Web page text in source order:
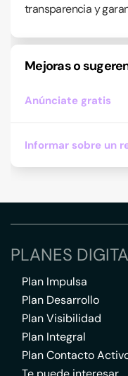
transparencia y
Mejoras o
Anúnciate gratis
Informar sobre un
PLANES
Plan Impulsa
Plan Desarrollo
Plan Visibilidad
Plan Integral
Plan Contacto